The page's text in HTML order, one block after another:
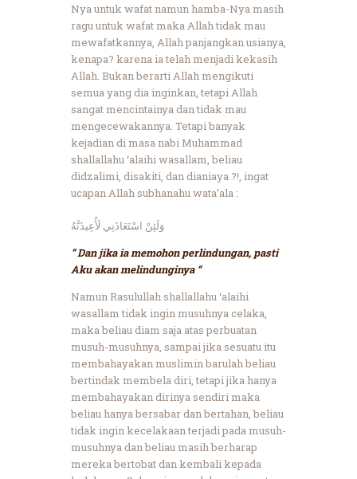
Nya untuk wafat namun hamba-Nya masih
ragu untuk wafat maka Allah tidak mau
mewafatkannya, Allah panjangkan usianya,
kenapa? karena ia telah menjadi kekasih
Allah. Bukan berarti Allah mengikuti
semua yang dia inginkan, tetapi Allah
sangat mencintainya dan tidak mau
mengecewakannya. Tetapi banyak
kejadian di masa nabi Muhammad
shallallahu ‘alaihi wasallam, beliau
didzalimi, disakiti, dan dianiaya ?!, ingat
ucapan Allah subhanahu wata’ala :
وَلَئِنْ اسْتَعَاذَنِي لَأُعِيذَنَّهُ
” Dan jika ia memohon perlindungan, pasti
Aku akan melindunginya “
Namun Rasulullah shallallahu ‘alaihi
wasallam tidak ingin musuhnya celaka,
maka beliau diam saja atas perbuatan
musuh-musuhnya, sampai jika sesuatu itu
membahayakan muslimin barulah beliau
bertindak membela diri, tetapi jika hanya
membahayakan dirinya sendiri maka
beliau hanya bersabar dan bertahan, beliau
tidak ingin kecelakaan terjadi pada musuh-
musuhnya dan beliau masih berharap
mereka bertobat dan kembali kepada